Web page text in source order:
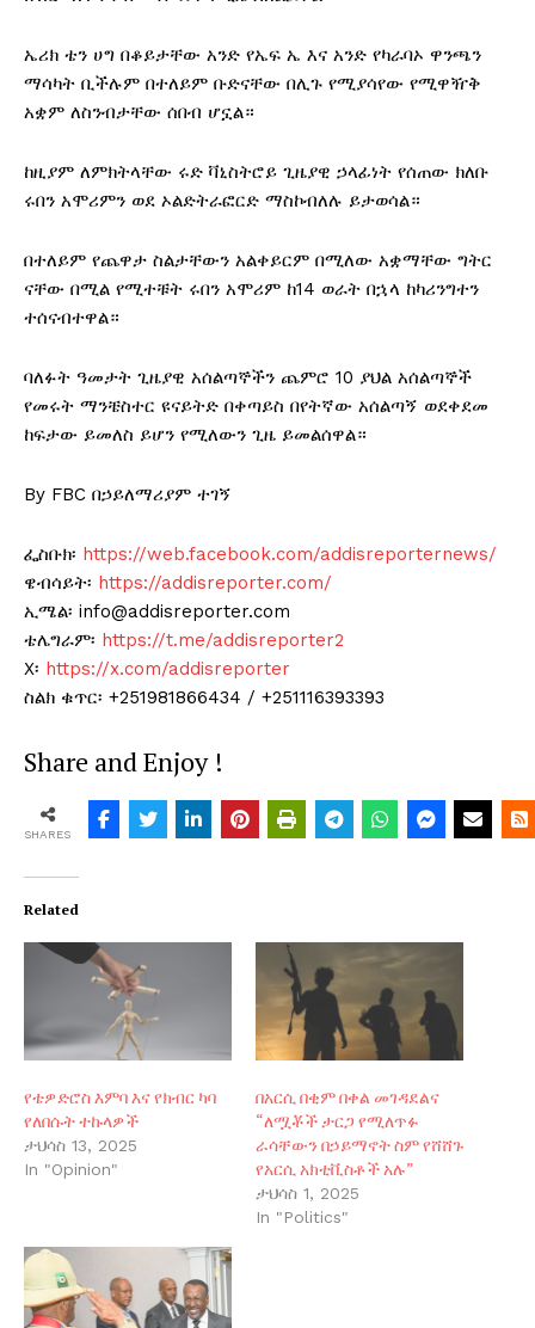
ኤሪክ ቴን ሀግ በቆይታቸው አንድ የኤፍ ኤ እና አንድ የካራባኦ ዋንጫን
ማሳካት ቢችሉም በተለይም ቡድናቸው በሊጉ የሚያሳየው የሚዋዥቅ
አቋም ለስንብታቸው ሰበብ ሆኗል።
ከዚያም ለምክትላቸው ሩድ ቫኒስትሮይ ጊዜያዊ ኃላፊነት የሰጠው ክለቡ
ሩበን አሞሪምን ወደ ኦልድትራፎርድ ማስኮብለሉ ይታወሳል።
በተለይም የጨዋታ ስልታቸውን አልቀይርም በሚለው አቋማቸው ግትር
ናቸው በሚል የሚተቹት ሩበን አሞሪም ከ14 ወራት በኋላ ከካሪንግተን
ተሰናብተዋል።
ባለፉት ዓመታት ጊዜያዊ አሰልጣኞችን ጨምሮ 10 ያህል አሰልጣኞች
የመሩት ማንቼስተር ዩናይትድ በቀጣይስ በየትኛው አሰልጣኝ ወደቀደመ
ከፍታው ይመለስ ይሆን የሚለውን ጊዜ ይመልሰዋል።
By FBC በኃይለማሪያም ተገኝ
ፌስቡክ፡ https://web.facebook.com/addisreporternews/
ዌብሳይት፡ https://addisreporter.com/
ኢሜል፡ info@addisreporter.com
ቴሌግራም፡ https://t.me/addisreporter2
X፡ https://x.com/addisreporter
ስልክ ቁጥር፡ +251981866434 / +251116393393
Share and Enjoy !
SHARES
Related
የቴዎድሮስ እምባ እና የክብር ካባ
የለበሱት ተኩላዎች
ታህሳስ 13, 2025
In "Opinion"
በአርሲ በቂም በቀል መገዳደልና
“ለሟቾች ታርጋ የሚለጥፉ
ራሳቸውን በኃይማኖት ስም የሸሸጉ
የአርሲ አክቲቪስቶች አሉ”
ታህሳስ 1, 2025
In "Politics"